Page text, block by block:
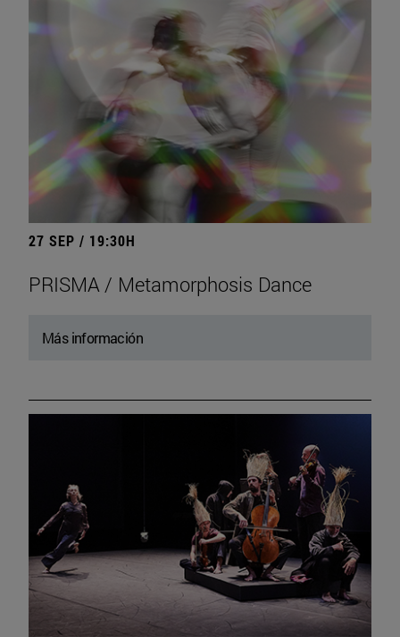
27 SEP / 19:30H
PRISMA / Metamorphosis Dance
Más información